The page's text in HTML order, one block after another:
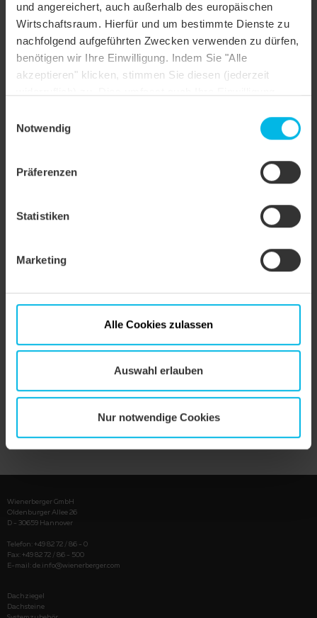
und angereichert, auch außerhalb des europäischen
Wirtschaftsraum. Hierfür und um bestimmte Dienste zu
nachfolgend aufgeführten Zwecken verwenden zu dürfen,
benötigen wir Ihre Einwilligung. Indem Sie "Alle
akzeptieren" klicken, stimmen Sie diesen (jederzeit
Einstellungen ändern oder die Datenverarbeitung
Notwendig
Präferenzen
Statistiken
Marketing
Alle Cookies zulassen
Auswahl erlauben
Nur notwendige Cookies
Objektart Einfamilienhaus
Dachform Satteldach
Farbe schieferton engobiert
Wienerberger GmbH
Oldenburger Allee 26
D - 30659 Hannover
Telefon: +49 82 72 / 86 - 0
Fax: +49 82 72 / 86 - 500
E-mail: de.info@wienerberger.com
Dachziegel
Dachsteine